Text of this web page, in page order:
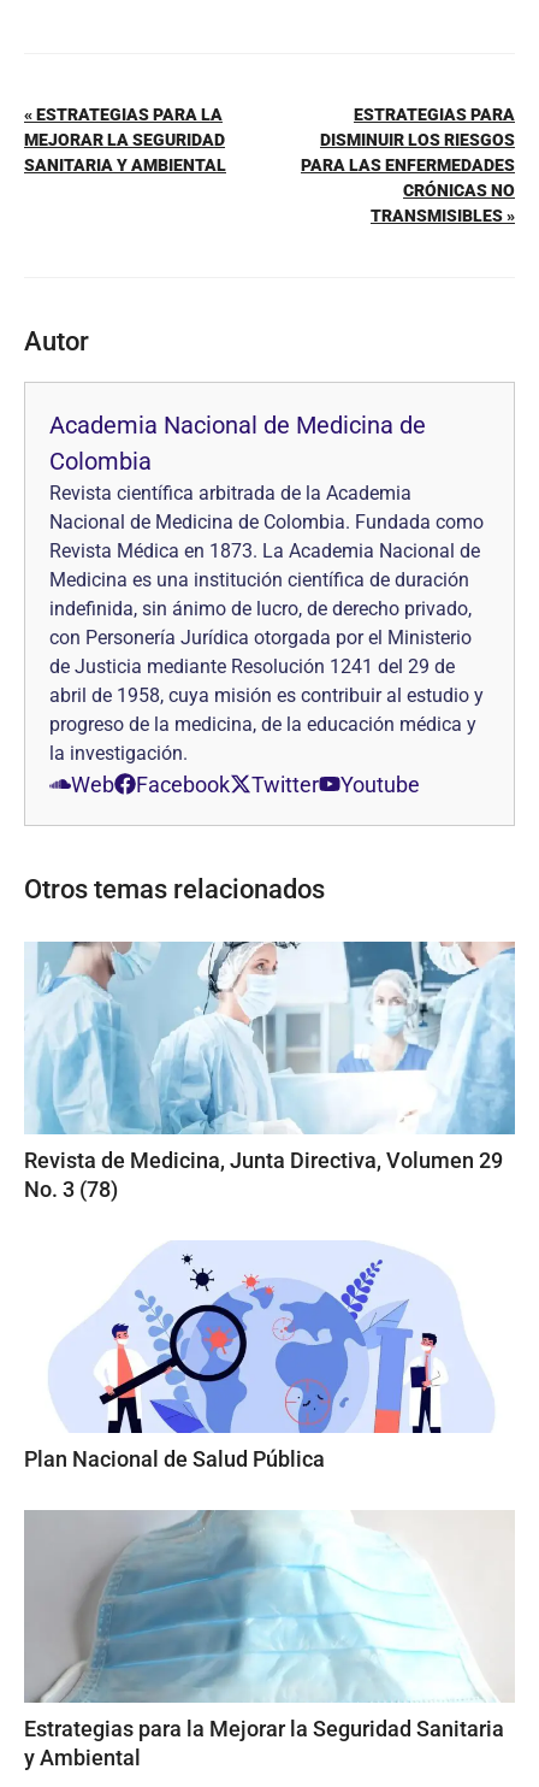
« ESTRATEGIAS PARA LA
MEJORAR LA SEGURIDAD
SANITARIA Y AMBIENTAL
ESTRATEGIAS PARA
DISMINUIR LOS RIESGOS
PARA LAS ENFERMEDADES
CRÓNICAS NO
TRANSMISIBLES »
Autor
Academia Nacional de Medicina de
Colombia
Revista científica arbitrada de la Academia
Nacional de Medicina de Colombia. Fundada como
Revista Médica en 1873. La Academia Nacional de
Medicina es una institución científica de duración
indefinida, sin ánimo de lucro, de derecho privado,
con Personería Jurídica otorgada por el Ministerio
de Justicia mediante Resolución 1241 del 29 de
abril de 1958, cuya misión es contribuir al estudio y
progreso de la medicina, de la educación médica y
la investigación.
Web Facebook Twitter Youtube
Otros temas relacionados
Revista de Medicina, Junta Directiva, Volumen 29
No. 3 (78)
Plan Nacional de Salud Pública
Estrategias para la Mejorar la Seguridad Sanitaria
y Ambiental